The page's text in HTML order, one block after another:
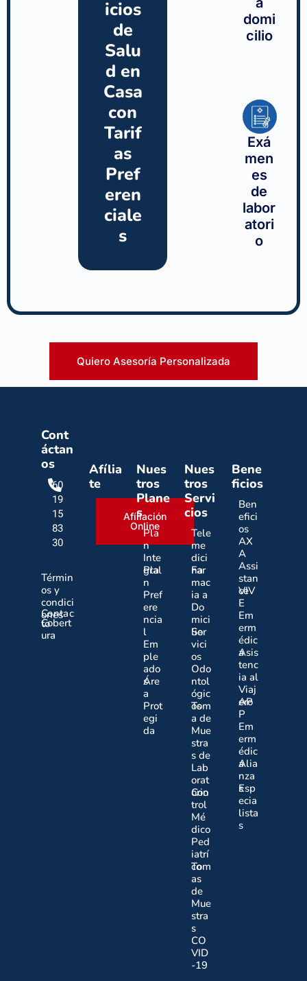
icios
de
Salu
d en
Casa
con
Tarif
as
Pref
eren
ciale
s
domi
cilio
Exá
men
es
de
labor
atori
o
Quiero Asesoría Personalizada
Cont
áctan
os
60
19
15
83
30
Términ
os y
condici
ones
Contac
to
Cobert
ura
Afília
te
Afíliación
Online
Nues
tros
Plane
s
Pla
n
Inte
gral
Pla
n
Pref
ere
ncia
l
Em
ple
ado
s
Áre
a
Prot
egi
da
Nues
tros
Servi
cios
Tele
me
dici
na
Far
mac
ia a
Do
mici
lio
Ser
vici
os
Odo
ntol
ógic
os
Tom
a de
Mue
stra
s de
Lab
orat
orio
Con
trol
Mé
dico
Ped
iatrí
co
Tom
as
de
Mue
stra
s
CO
VID
-19
Bene
ficios
Ben
efici
os
AX
A
Assi
stan
ce
VIV
E
Em
erm
édic
a
Asis
tenc
ia al
Viaj
ero
AP
P
Em
erm
édic
a
Alia
nza
s
Esp
ecia
lista
s